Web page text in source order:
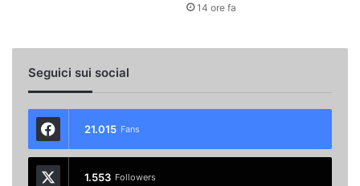
14 ore fa
Seguici sui social
21.015 Fans
1.553 Followers